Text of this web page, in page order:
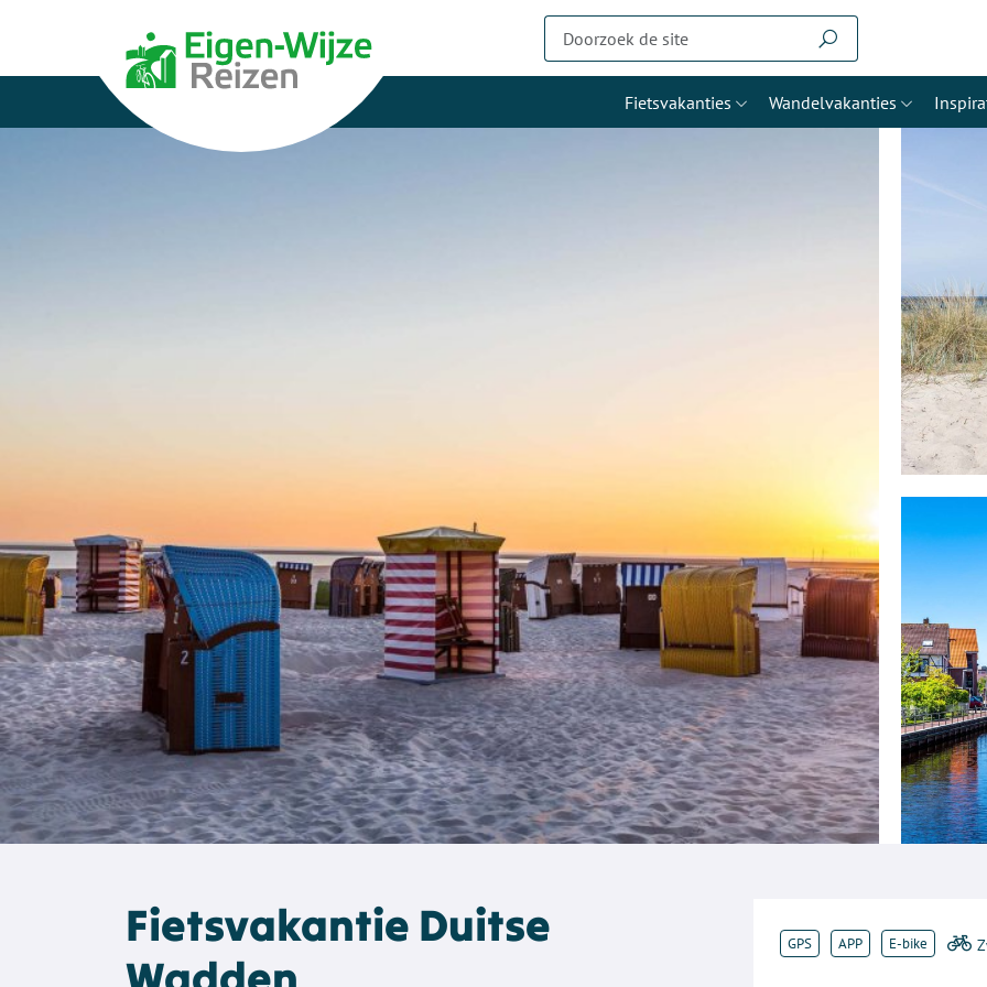
Fietsvakanties Wandelvakanties
Fietsvakantie Duitse
GPS APP E-bike